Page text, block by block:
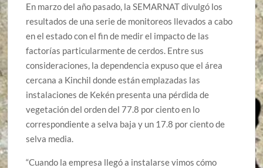
En marzo del año pasado, la SEMARNAT divulgó los
resultados de una serie de monitoreos llevados a cabo
en el estado con el fin de medir el impacto de las
factorías particularmente de cerdos. Entre sus
consideraciones, la dependencia expuso que el área
cercana a Kinchil donde están emplazadas las
instalaciones de Kekén presenta una pérdida de
vegetación del orden del 77.8 por ciento en lo
correspondiente a selva baja y un 17.8 por ciento de
selva media.
“Cuando la empresa llegó a instalarse vimos cómo